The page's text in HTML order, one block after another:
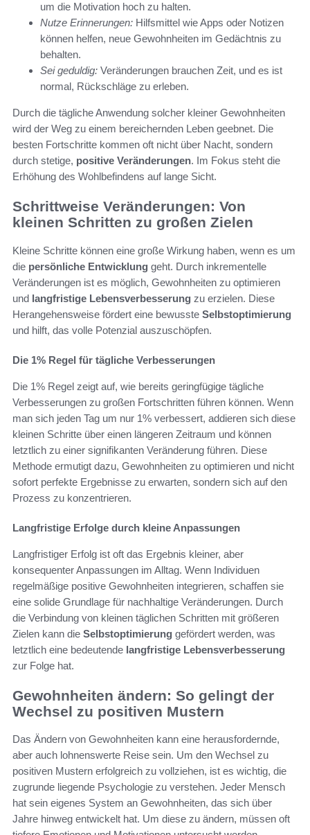
um die Motivation hoch zu halten.
Nutze Erinnerungen: Hilfsmittel wie Apps oder Notizen
können helfen, neue Gewohnheiten im Gedächtnis zu
behalten.
Sei geduldig: Veränderungen brauchen Zeit, und es ist
normal, Rückschläge zu erleben.
Durch die tägliche Anwendung solcher kleiner Gewohnheiten
wird der Weg zu einem bereichernden Leben geebnet. Die
besten Fortschritte kommen oft nicht über Nacht, sondern
durch stetige, positive Veränderungen. Im Fokus steht die
Erhöhung des Wohlbefindens auf lange Sicht.
Schrittweise Veränderungen: Von
kleinen Schritten zu großen Zielen
Kleine Schritte können eine große Wirkung haben, wenn es um
die persönliche Entwicklung geht. Durch inkrementelle
Veränderungen ist es möglich, Gewohnheiten zu optimieren
und langfristige Lebensverbesserung zu erzielen. Diese
Herangehensweise fördert eine bewusste Selbstoptimierung
und hilft, das volle Potenzial auszuschöpfen.
Die 1% Regel für tägliche Verbesserungen
Die 1% Regel zeigt auf, wie bereits geringfügige tägliche
Verbesserungen zu großen Fortschritten führen können. Wenn
man sich jeden Tag um nur 1% verbessert, addieren sich diese
kleinen Schritte über einen längeren Zeitraum und können
letztlich zu einer signifikanten Veränderung führen. Diese
Methode ermutigt dazu, Gewohnheiten zu optimieren und nicht
sofort perfekte Ergebnisse zu erwarten, sondern sich auf den
Prozess zu konzentrieren.
Langfristige Erfolge durch kleine Anpassungen
Langfristiger Erfolg ist oft das Ergebnis kleiner, aber
konsequenter Anpassungen im Alltag. Wenn Individuen
regelmäßige positive Gewohnheiten integrieren, schaffen sie
eine solide Grundlage für nachhaltige Veränderungen. Durch
die Verbindung von kleinen täglichen Schritten mit größeren
Zielen kann die Selbstoptimierung gefördert werden, was
letztlich eine bedeutende langfristige Lebensverbesserung
zur Folge hat.
Gewohnheiten ändern: So gelingt der
Wechsel zu positiven Mustern
Das Ändern von Gewohnheiten kann eine herausfordernde,
aber auch lohnenswerte Reise sein. Um den Wechsel zu
positiven Mustern erfolgreich zu vollziehen, ist es wichtig, die
zugrunde liegende Psychologie zu verstehen. Jeder Mensch
hat sein eigenes System an Gewohnheiten, das sich über
Jahre hinweg entwickelt hat. Um diese zu ändern, müssen oft